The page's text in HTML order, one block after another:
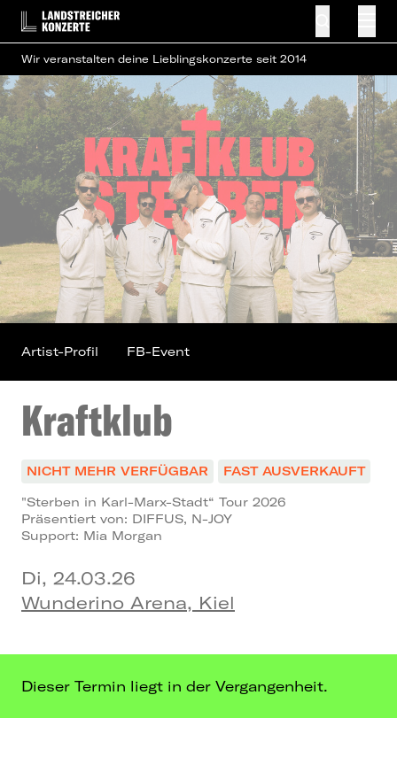
Wir veranstalten deine Lieblingskonzerte seit 2014
Kraftklub
NICHT MEHR VERFÜGBAR
FAST AUSVERKAUFT
"Sterben in Karl-Marx-Stadt“ Tour 2026
Präsentiert von: DIFFUS, N-JOY
Support: Mia Morgan
Di, 24.03.26
Wunderino Arena, Kiel
Artist-Profil FB-Event
Dieser Termin liegt in der Vergangenheit.